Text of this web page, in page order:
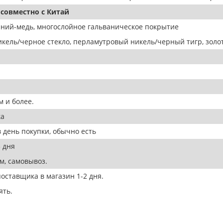
с Китай
медь, многослойное гальваническое покрытие
черное стекло, перламутровый никель/черный тигр,
и более.
покупки, обычно есть
самовывоз.
в магазин 1-2 дня.